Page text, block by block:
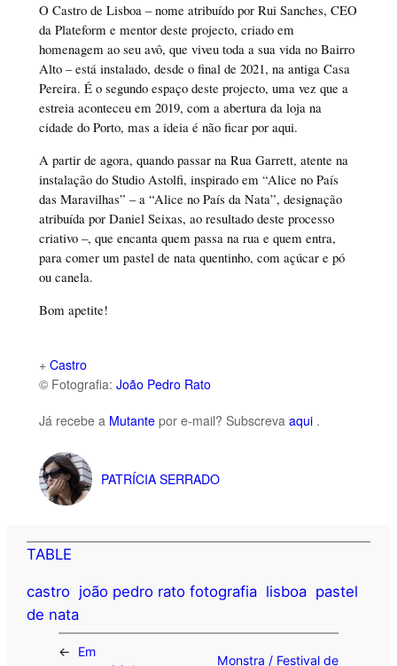
O Castro de Lisboa – nome atribuído por Rui Sanches, CEO
da Plateform e mentor deste projecto, criado em
homenagem ao seu avô, que viveu toda a sua vida no Bairro
Alto – está instalado, desde o final de 2021, na antiga Casa
Pereira. É o segundo espaço deste projecto, uma vez que a
estreia aconteceu em 2019, com a abertura da loja na
cidade do Porto, mas a ideia é não ficar por aqui.
A partir de agora, quando passar na Rua Garrett, atente na
instalação do Studio Astolfi, inspirado em “Alice no País
das Maravilhas” – a “Alice no País da Nata”, designação
atribuída por Daniel Seixas, ao resultado deste processo
criativo –, que encanta quem passa na rua e quem entra,
para comer um pastel de nata quentinho, com açúcar e pó
ou canela.
Bom apetite!
+ Castro
© Fotografia: João Pedro Rato
Já recebe a Mutantepor e-mail? Subscreva aqui .
PATRÍCIA SERRADO
TABLE
castro joão pedro rato fotografia lisboa pastel
de nata
←
Em
Monstra / Festival de